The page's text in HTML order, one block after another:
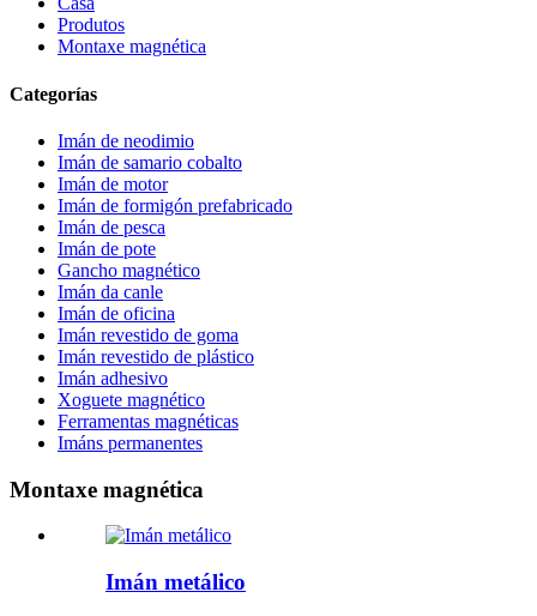
Produtos
Montaxe magnética
Categorías
Imán de neodimio
Imán de samario cobalto
Imán de motor
Imán de formigón prefabricado
Imán de pesca
Imán de pote
Gancho magnético
Imán da canle
Imán de oficina
Imán revestido de goma
Imán revestido de plástico
Imán adhesivo
Xoguete magnético
Ferramentas magnéticas
Imáns permanentes
Montaxe magnética
Imán metálico